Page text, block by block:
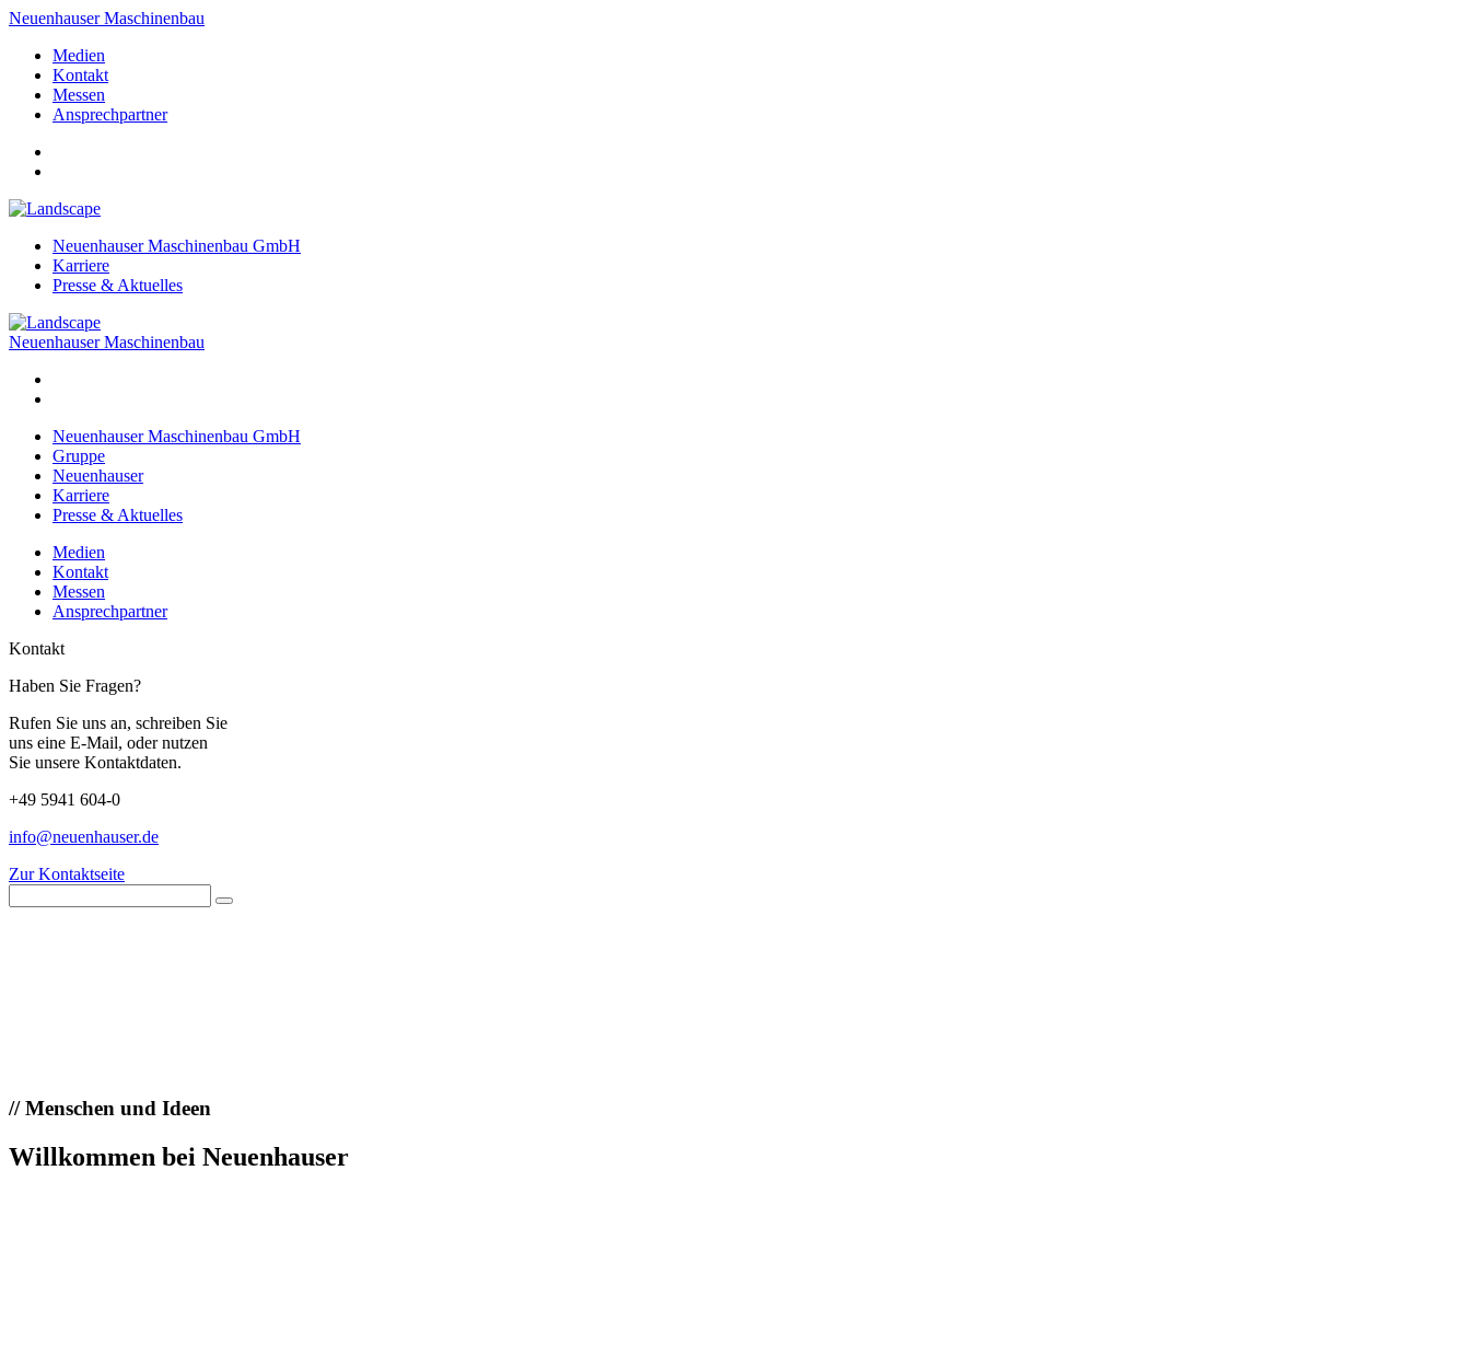
Neuenhauser Maschinenbau
Medien
Kontakt
Messen
Ansprechpartner
Neuenhauser Maschinenbau GmbH
Karriere
Presse & Aktuelles
Neuenhauser Maschinenbau
Neuenhauser Maschinenbau GmbH
Gruppe
Neuenhauser
Karriere
Presse & Aktuelles
Medien
Kontakt
Messen
Ansprechpartner
Kontakt
Haben Sie Fragen?
Rufen Sie uns an, schreiben Sie
uns eine E-Mail, oder nutzen
Sie unsere Kontaktdaten.
+49 5941 604-0
info@neuenhauser.de
Zur Kontaktseite
//Menschen und Ideen
Willkommen bei Neuenhauser